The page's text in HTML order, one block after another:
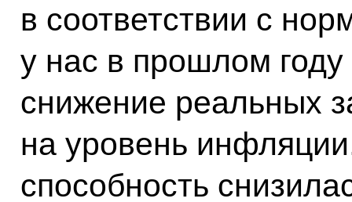
в соответствии с
у нас в прошлом
снижение реальных
на уровень
способность